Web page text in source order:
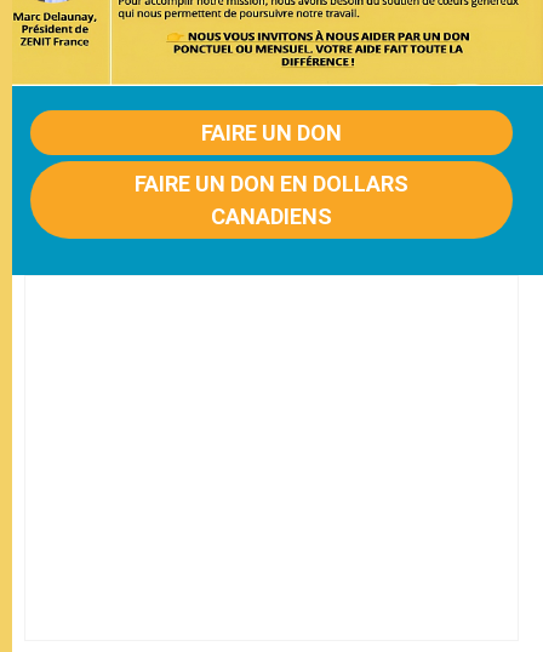
FAIRE UN DON
FAIRE UN DON EN DOLLARS
CANADIENS